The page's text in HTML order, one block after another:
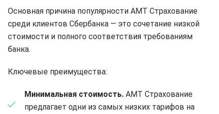
Основная причина популярности АМТ Страхование
среди клиентов Сбербанка — это сочетание низкой
стоимости и полного соответствия требованиям
банка.
Ключевые преимущества:
Минимальная стоимость. АМТ Страхование
предлагает одни из самых низких тарифов на